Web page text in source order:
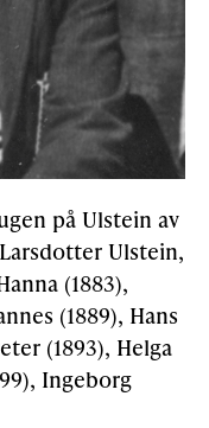
på Ulstein av
Ulstein,
(1883),
(1889), Hans
(1893), Helga
Ingeborg